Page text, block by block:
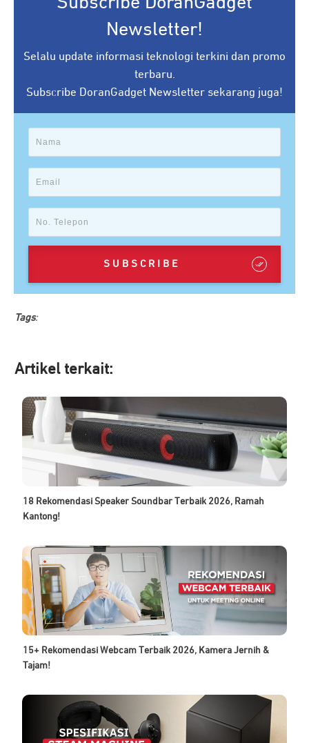
Newsletter!
Selalu update informasi teknologi terkini dan promo
terbaru.
Subscribe DoranGadget Newsletter sekarang juga!
SUBSCRIBE
Tags:
Artikel terkait:
18 Rekomendasi Speaker Soundbar Terbaik 2026, Ramah
Kantong!
15+ Rekomendasi Webcam Terbaik 2026, Kamera Jernih &
Tajam!